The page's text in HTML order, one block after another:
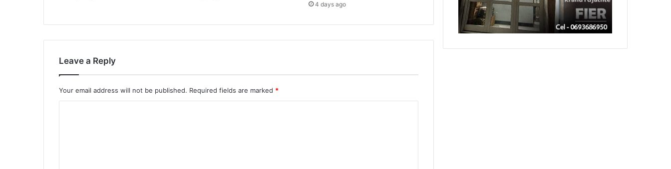
4 days ago
Leave a Reply
Your email address will not be published. Required fields are marked *